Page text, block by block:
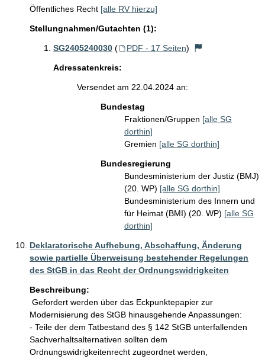
Öffentliches Recht [alle RV hierzu]
Stellungnahmen/Gutachten (1):
SG2405240030 ( PDF - 17 Seiten)
Adressatenkreis:
Versendet am 22.04.2024 an:
Bundestag
Fraktionen/Gruppen [alle SG
dorthin]
Gremien [alle SG dorthin]
Bundesregierung
Bundesministerium der Justiz (BMJ)
(20. WP) [alle SG dorthin]
Bundesministerium des Innern und
für Heimat (BMI) (20. WP) [alle SG
dorthin]
Deklaratorische Aufhebung, Abschaffung, Änderung
sowie partielle Überweisung bestehender Regelungen
des StGB in das Recht der Ordnungswidrigkeiten
Beschreibung:
Modernisierung des StGB hinausgehende Anpassungen:
- Teile der dem Tatbestand des § 142 StGB unterfallenden
Sachverhaltsalternativen sollten dem
Ordnungswidrigkeitenrecht zugeordnet werden,